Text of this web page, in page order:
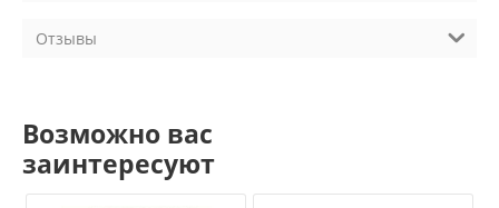
Отзывы
Возможно вас
заинтересуют